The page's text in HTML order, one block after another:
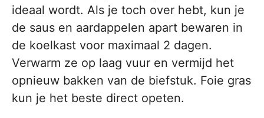
ideaal wordt. Als je toch over hebt, kun je
de saus en aardappelen apart bewaren in
de koelkast voor maximaal 2 dagen.
Verwarm ze op laag vuur en vermijd het
opnieuw bakken van de biefstuk. Foie gras
kun je het beste direct opeten.